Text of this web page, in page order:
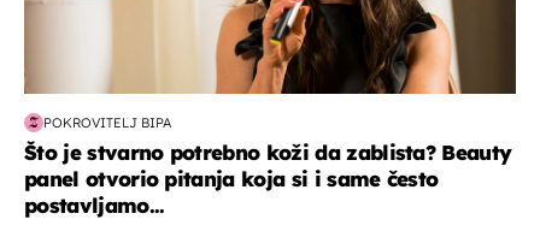
POKROVITELJ BIPA
Što je stvarno potrebno koži da zablista? Beauty
panel otvorio pitanja koja si i same često
postavljamo...